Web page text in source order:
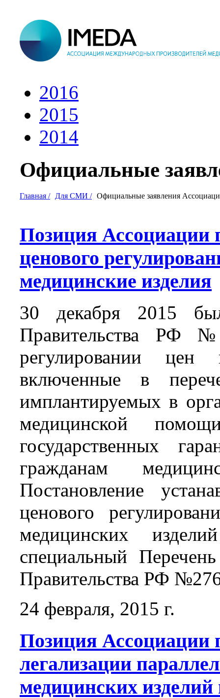
2016
2015
2014
Официальные
Главная Для СМИ Официальные заявления
Позиция Ассоциации
ценового
медицинские изделия
30 декабря 2015
Правительства РФ
регулировании цен
включенные в
имплантируемых в
медицинской
государственных
гражданам
Постановление
ценового
медицинских
специальный
Правительства РФ
24 февраля, 2015 г.
Позиция Ассоциации
легализации
медицинских